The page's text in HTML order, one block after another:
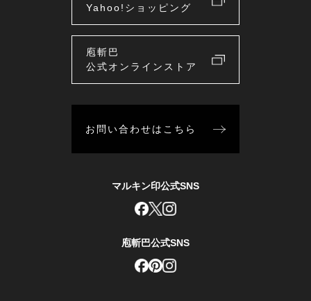
Yahoo!ショッピング
庖斬巴
公式オンラインストア
お問い合わせはこちら
マルキン印公式SNS
庖斬巴公式SNS